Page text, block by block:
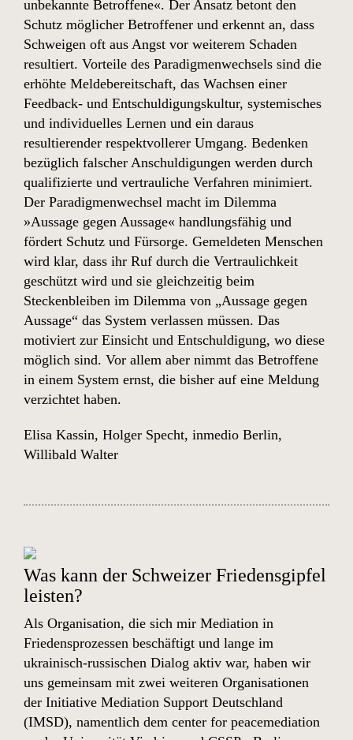
unbekannte Betroffene«. Der Ansatz betont den
Schutz möglicher Betroffener und erkennt an, dass
Schweigen oft aus Angst vor weiterem Schaden
resultiert. Vorteile des Paradigmenwechsels sind die
erhöhte Meldebereitschaft, das Wachsen einer
Feedback- und Entschuldigungskultur, systemisches
und individuelles Lernen und ein daraus
resultierender respektvollerer Umgang. Bedenken
bezüglich falscher Anschuldigungen werden durch
qualifizierte und vertrauliche Verfahren minimiert.
Der Paradigmenwechsel macht im Dilemma
»Aussage gegen Aussage« handlungsfähig und
fördert Schutz und Fürsorge. Gemeldeten Menschen
wird klar, dass ihr Ruf durch die Vertraulichkeit
geschützt wird und sie gleichzeitig beim
Steckenbleiben im Dilemma von „Aussage gegen
Aussage“ das System verlassen müssen. Das
motiviert zur Einsicht und Entschuldigung, wo diese
möglich sind. Vor allem aber nimmt das Betroffene
in einem System ernst, die bisher auf eine Meldung
verzichtet haben.
Elisa Kassin, Holger Specht, inmedio Berlin,
Willibald Walter
Was kann der Schweizer Friedensgipfel
leisten?
Als Organisation, die sich mir Mediation in
Friedensprozessen beschäftigt und lange im
ukrainisch-russischen Dialog aktiv war, haben wir
uns gemeinsam mit zwei weiteren Organisationen
der Initiative Mediation Support Deutschland
(IMSD), namentlich dem center for peacemediation